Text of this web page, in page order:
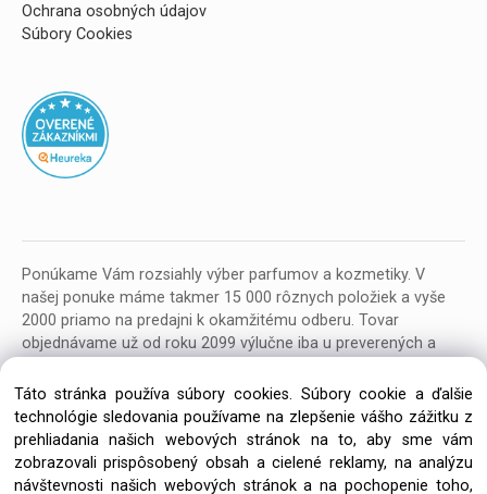
Ochrana osobných údajov
Súbory Cookies
Ponúkame Vám rozsiahly výber parfumov a kozmetiky. V
našej ponuke máme takmer 15 000 rôznych položiek a vyše
2000 priamo na predajni k okamžitému odberu. Tovar
objednávame už od roku 2099 výlučne iba u preverených a
Táto stránka používa súbory cookies. Súbory cookie a ďalšie
technológie sledovania používame na zlepšenie vášho zážitku z
prehliadania našich webových stránok na to, aby sme vám
zobrazovali prispôsobený obsah a cielené reklamy, na analýzu
návštevnosti našich webových stránok a na pochopenie toho,